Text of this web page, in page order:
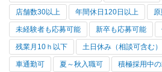
店舗数30以上 年間休日120日以上
未経験者も応募可能 新卒も応募可能
残業月10ｈ以下 土日休み（相談可含む）
車通勤可 夏～秋入職可 積極採用中の